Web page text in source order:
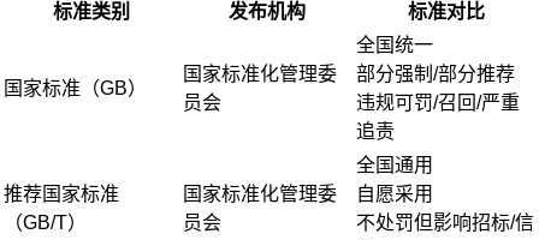
标准类别 发布机构 标准对比
国家标准（GB）
国家标准化管理委
员会
全国统一
部分强制/部分推荐
违规可罚/召回/严重
追责
推荐国家标准
（GB/T）
国家标准化管理委
员会
全国通用
自愿采用
不处罚但影响招标/信